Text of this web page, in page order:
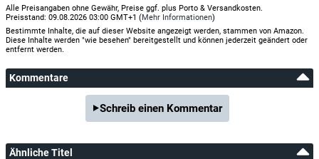
Alle Preisangaben ohne Gewähr, Preise ggf. plus Porto & Versandkosten.
Preisstand: 09.08.2026 03:00 GMT+1 (Mehr Informationen)
Bestimmte Inhalte, die auf dieser Website angezeigt werden, stammen von Amazon.
Diese Inhalte werden "wie besehen" bereitgestellt und können jederzeit geändert oder
entfernt werden.
Kommentare
Schreib einen Kommentar
Ähnliche Titel